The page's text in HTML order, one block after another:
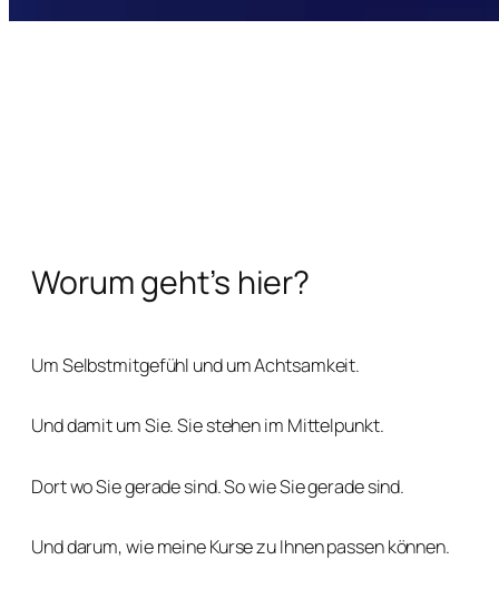
Worum geht’s hier?
Um Selbstmitgefühl und um Achtsamkeit.
Und damit um Sie. Sie stehen im Mittelpunkt.
Dort wo Sie gerade sind. So wie Sie gerade sind.
Und darum, wie meine Kurse zu Ihnen passen können.